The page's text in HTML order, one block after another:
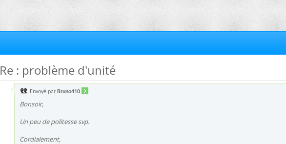
Re : problème d'unité
Envoyé par Bruno410
Bonsoir,
Un peu de politesse svp.
Cordialement,